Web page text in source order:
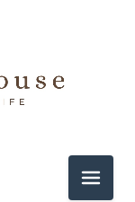
メニュ